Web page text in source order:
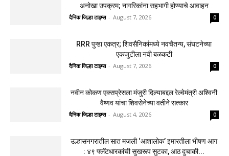
अनोखा उपक्रम; नागरिकांना सहभागी होण्याचे आवाहन
दैनिक जिल्हा टाइम्स - August 7, 2026 0
RRR पुन्हा एकत्र; शिवसैनिकांमध्ये नवचैतन्य, संघटनेच्या
एकजुटीला नवी बळकटी
दैनिक जिल्हा टाइम्स - August 7, 2026 0
नवीन कोकण एक्सप्रेसला मंजुरी दिल्याबद्दल रेल्वेमंत्री अश्विनी
वैष्णव यांचा शिवसेनेच्या वतीने सत्कार
दैनिक जिल्हा टाइम्स - August 4, 2026 0
उल्हासनगरातील सात मजली ‘आशालोक’ इमारतीला भीषण आग
: ४९ फ्लॅटधारकांची सुखरूप सुटका, आठ दुचाकी...